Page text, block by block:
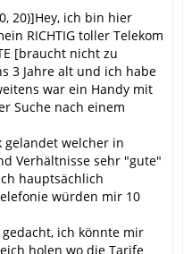
20)]Hey, ich bin hier
RICHTIG toller Telekom
[braucht nicht zu
3 Jahre alt und ich habe
war ein Handy mit
Suche nach einem
gelandet welcher in
Verhältnisse sehr "gute"
hauptsächlich
würden mir 10
ich könnte mir
holen wo die Tarife